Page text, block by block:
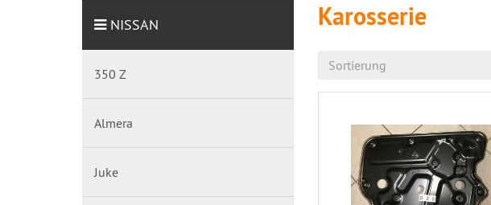
Karosserie
Sortierung
NISSAN
350 Z
Almera
Juke